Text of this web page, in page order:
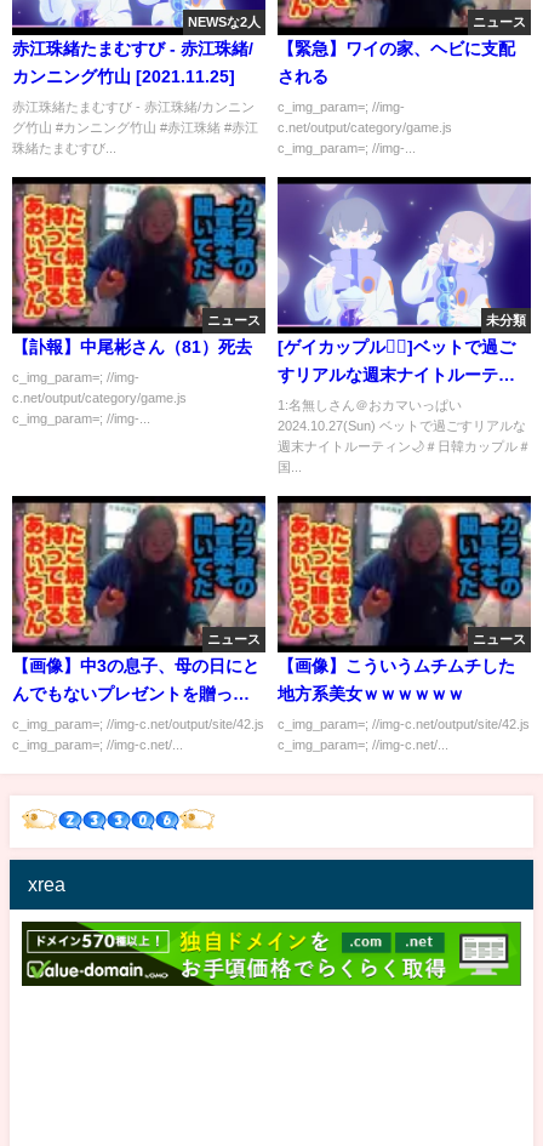
NEWSな2人
赤江珠緒たまむすび - 赤江珠緒/
カンニング竹山 [2021.11.25]
赤江珠緒たまむすび - 赤江珠緒/カンニン
グ竹山 #カンニング竹山 #赤江珠緒 #赤江
珠緒たまむすび...
ニュース
【緊急】ワイの家、ヘビに支配
される
c_img_param=; //img-
c.net/output/category/game.js
c_img_param=; //img-...
ニュース
【訃報】中尾彬さん（81）死去
c_img_param=; //img-
c.net/output/category/game.js
c_img_param=; //img-...
未分類
[ゲイカップル🏳️‍🌈]ベットで過ご
すリアルな週末ナイトルーティ
ン🌙＃日韓カップル＃国際カッ
プル＃🇯🇵🇰🇷
1:名無しさん＠おカマいっぱい
2024.10.27(Sun) ベットで過ごすリアルな
週末ナイトルーティン🌙＃日韓カップル＃
国...
ニュース
【画像】中3の息子、母の日にと
んでもないプレゼントを贈って
しまうｗｗｗｗｗ
c_img_param=; //img-c.net/output/site/42.js
c_img_param=; //img-c.net/...
ニュース
【画像】こういうムチムチした
地方系美女ｗｗｗｗｗｗ
c_img_param=; //img-c.net/output/site/42.js
c_img_param=; //img-c.net/...
xrea